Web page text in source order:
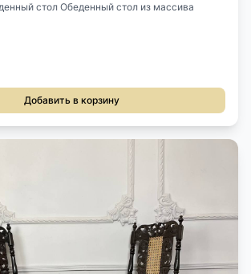
стол Обеденный стол из массива
Добавить в корзину